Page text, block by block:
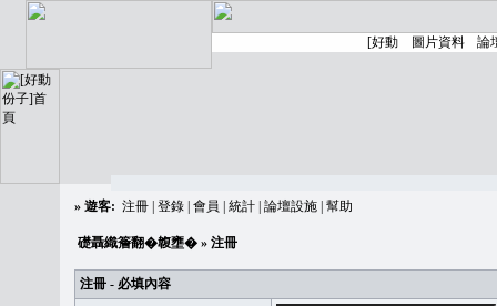
» 遊客: 注冊 登錄 會員 統計 論壇設施 幫助
礎聶織簷翻�䪖壅� » 注冊
注冊 - 必填內容